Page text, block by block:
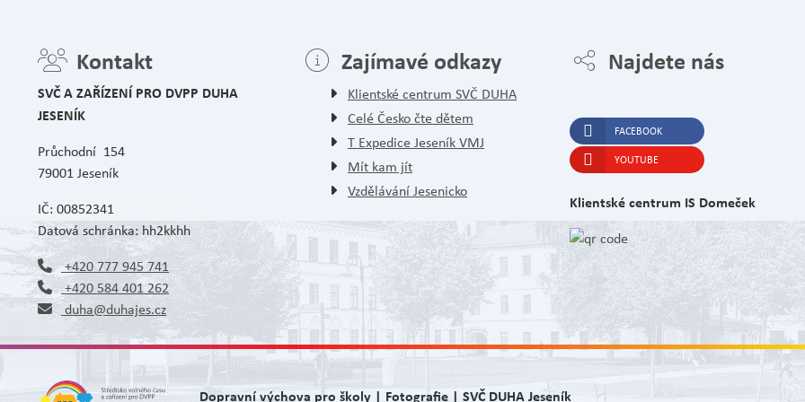
Kontakt
SVČ A ZAŘÍZENÍ PRO DVPP DUHA
JESENÍK
Průchodní 154
79001 Jeseník
IČ: 00852341
Datová schránka: hh2kkhh
+420 777 945 741
+420 584 401 262
duha@duhajes.cz
Zajímavé odkazy
Klientské centrum SVČ DUHA
Celé Česko čte dětem
T Expedice Jeseník VMJ
Mít kam jít
Vzdělávání Jesenicko
Najdete nás
FACEBOOK
YOUTUBE
Klientské centrum IS Domeček
Dopravní výchova pro školy | Fotografie | SVČ DUHA Jeseník